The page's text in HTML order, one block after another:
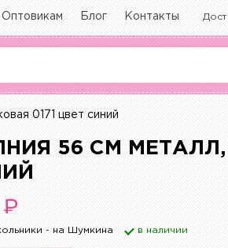
Оптовикам Блог Контакты
0171 цвет синий
56 СМ
₽
- на Шумкина в наличии